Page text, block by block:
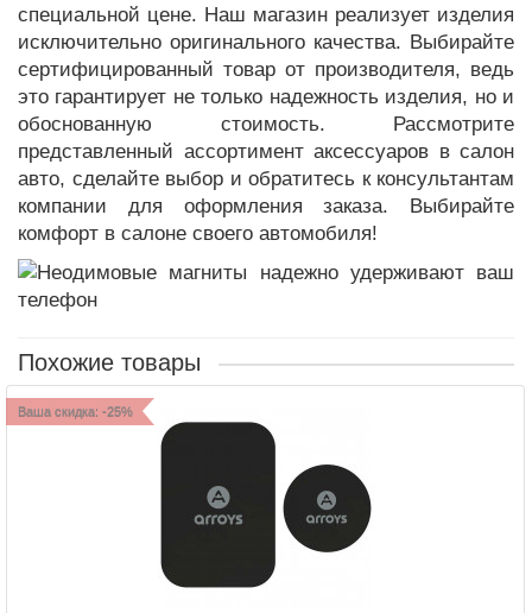
специальной цене. Наш магазин реализует изделия
исключительно оригинального качества. Выбирайте
сертифицированный товар от производителя, ведь
это гарантирует не только надежность изделия, но и
обоснованную стоимость. Рассмотрите
представленный ассортимент аксессуаров в салон
авто, сделайте выбор и обратитесь к консультантам
компании для оформления заказа. Выбирайте
комфорт в салоне своего автомобиля!
Похожие товары
Ваша скидка: -25%